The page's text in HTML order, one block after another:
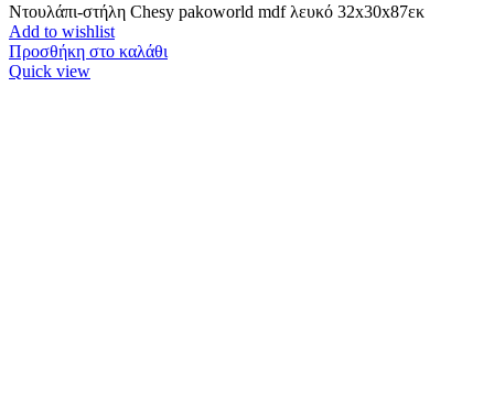
Ντουλάπι-στήλη Chesy pakoworld mdf λευκό 32x30x87εκ
Add to wishlist
Προσθήκη στο καλάθι
Quick view